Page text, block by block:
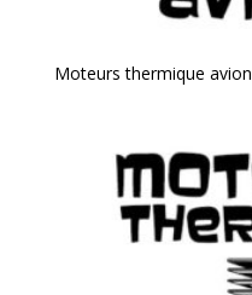
Moteurs thermique avion